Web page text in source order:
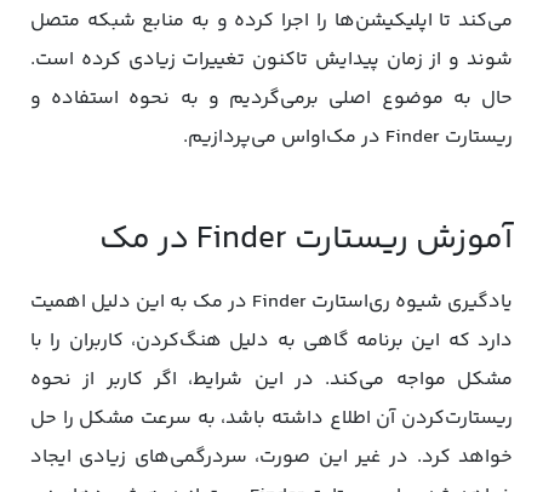
می‌کند تا اپلیکیشن‌ها را اجرا کرده و به منابع شبکه متصل
شوند و از زمان پیدایش تاکنون تغییرات زیادی کرده است.
حال به موضوع اصلی برمی‌گردیم و به نحوه استفاده و
ریستارت Finder در مک‌اواس می‌پردازیم.
آموزش ریستارت Finder در مک
یادگیری شیوه ری‌استارت Finder در مک به این دلیل اهمیت
دارد که این برنامه گاهی به دلیل هنگ‌کردن، کاربران را با
مشکل مواجه می‌کند. در این شرایط، اگر کاربر از نحوه
ریستارت‌کردن آن اطلاع داشته باشد، به سرعت مشکل را حل
خواهد کرد. در غیر این صورت، سردرگمی‌های زیادی ایجاد